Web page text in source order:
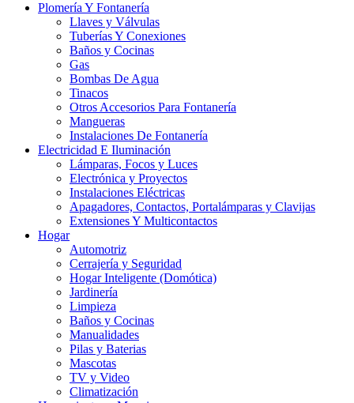
Plomería Y Fontanería
Llaves y Válvulas
Tuberías Y Conexiones
Baños y Cocinas
Gas
Bombas De Agua
Tinacos
Otros Accesorios Para Fontanería
Mangueras
Instalaciones De Fontanería
Electricidad E Iluminación
Lámparas, Focos y Luces
Electrónica y Proyectos
Instalaciones Eléctricas
Apagadores, Contactos, Portalámparas y Clavijas
Extensiones Y Multicontactos
Hogar
Automotriz
Cerrajería y Seguridad
Hogar Inteligente (Domótica)
Jardinería
Limpieza
Baños y Cocinas
Manualidades
Pilas y Baterias
Mascotas
TV y Video
Climatización